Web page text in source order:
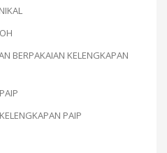
BERPAKAIAN KELENGKAPAN
PAIP